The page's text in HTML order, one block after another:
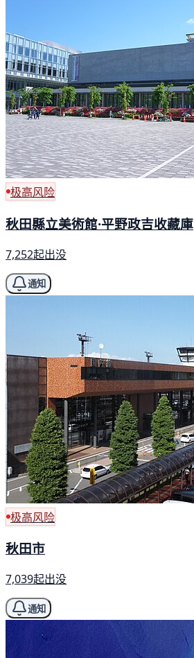
极高风险
秋田縣立美術館·平野政吉收藏庫
7,252起出没
通知
极高风险
秋田市
7,039起出没
通知